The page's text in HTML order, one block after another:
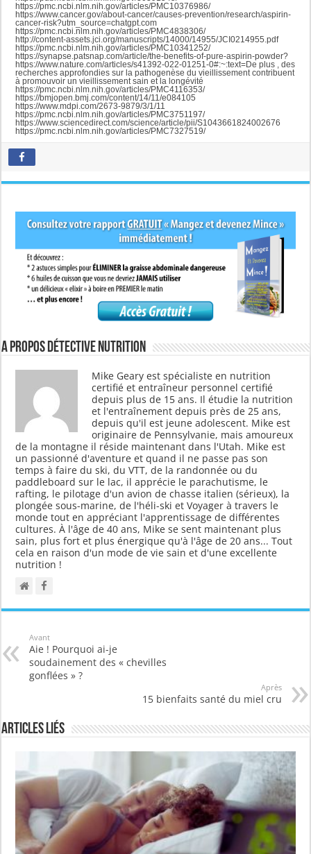
https://pmc.ncbi.nlm.nih.gov/articles/PMC10376986/
https://www.cancer.gov/about-cancer/causes-prevention/research/aspirin-
cancer-risk?utm_source=chatgpt.com
https://pmc.ncbi.nlm.nih.gov/articles/PMC4838306/
http://content-assets.jci.org/manuscripts/14000/14955/JCI0214955.pdf
https://pmc.ncbi.nlm.nih.gov/articles/PMC10341252/
https://synapse.patsnap.com/article/the-benefits-of-pure-aspirin-powder?
https://www.nature.com/articles/s41392-022-01251-0#:~:text=De plus , des
recherches approfondies sur la pathogenèse du vieillissement contribuent
à promouvoir un vieillissement sain et la longévité
https://pmc.ncbi.nlm.nih.gov/articles/PMC4116353/
https://bmjopen.bmj.com/content/14/11/e084105
https://www.mdpi.com/2673-9879/3/1/11
https://pmc.ncbi.nlm.nih.gov/articles/PMC3751197/
https://www.sciencedirect.com/science/article/pii/S1043661824002676
https://pmc.ncbi.nlm.nih.gov/articles/PMC7327519/
A propos Détective Nutrition
Mike Geary est spécialiste en nutrition
certifié et entraîneur personnel certifié
depuis plus de 15 ans. Il étudie la nutrition
et l'entraînement depuis près de 25 ans,
depuis qu'il est jeune adolescent. Mike est
originaire de Pennsylvanie, mais amoureux
de la montagne il réside maintenant dans l'Utah. Mike est
un passionné d'aventure et quand il ne passe pas son
temps à faire du ski, du VTT, de la randonnée ou du
paddleboard sur le lac, il apprécie le parachutisme, le
rafting, le pilotage d'un avion de chasse italien (sérieux), la
plongée sous-marine, de l'héli-ski et Voyager à travers le
monde tout en appréciant l'apprentissage de différentes
cultures. À l'âge de 40 ans, Mike se sent maintenant plus
sain, plus fort et plus énergique qu'à l'âge de 20 ans... Tout
cela en raison d'un mode de vie sain et d'une excellente
nutrition !
Avant
Aie ! Pourquoi ai-je
soudainement des « chevilles
gonflées » ?
Après
15 bienfaits santé du miel cru
Articles liés